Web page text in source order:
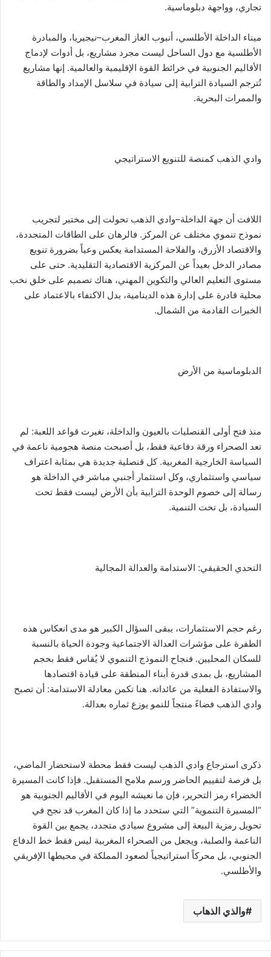
تجاري، وواجهة دبلوماسية.
ميناء الداخلة الأطلسي، أنبوب الغاز المغرب–نيجيريا، والمبادرة
الأطلسية مع دول الساحل ليست مجرد مشاريع، بل أدوات لإدماج
الأقاليم الجنوبية في خرائط القوة الإقليمية والعالمية. إنها مشاريع
تُترجم السيادة الترابية إلى سيادة في سلاسل الإمداد والطاقة
والممرات البحرية.
وادي الذهب كمنصة للتنويع الاستراتيجي
اللافت أن جهة الداخلة–وادي الذهب تحولت إلى مختبر لتجريب
نموذج تنموي مختلف عن المركز. فالرهان على الطاقات المتجددة،
والاقتصاد الأزرق، والفلاحة المستدامة يعكس وعياً بضرورة تنويع
مصادر الدخل بعيداً عن المركزية الاقتصادية التقليدية. حتى على
مستوى التعليم العالي والتكوين المهني، هناك تصميم على خلق نخب
محلية قادرة على إدارة هذه الدينامية، بدل الاكتفاء بالاعتماد على
الخبرات القادمة من الشمال.
الدبلوماسية من الأرض
منذ فتح أولى القنصليات بالعيون والداخلة، تغيرت قواعد اللعبة: لم
تعد الصحراء ورقة دفاعية فقط، بل أصبحت منصة هجومية ناعمة في
السياسة الخارجية المغربية. كل قنصلية جديدة هي بمثابة اعتراف
سياسي واستثماري، وكل استثمار أجنبي مباشر في الداخلة هو
رسالة إلى خصوم الوحدة الترابية بأن الأرض ليست فقط تحت
السيادة، بل تحت التنمية.
التحدي الحقيقي: الاستدامة والعدالة المجالية
رغم حجم الاستثمارات، يبقى السؤال الكبير هو مدى انعكاس هذه
الطفرة على مؤشرات العدالة الاجتماعية وجودة الحياة بالنسبة
للسكان المحليين. فنجاح النموذج التنموي لا يُقاس فقط بحجم
المشاريع، بل بمدى قدرة أبناء المنطقة على قيادة اقتصادها
والاستفادة الفعلية من عائداته. هنا تكمن معادلة الاستدامة: أن تصبح
وادي الذهب فضاءً منتجاً للنمو يوزع ثماره بعدالة.
ذكرى استرجاع وادي الذهب ليست فقط محطة لاستحضار الماضي،
بل فرصة لتقييم الحاضر ورسم ملامح المستقبل. فإذا كانت المسيرة
الخضراء رمز التحرير، فإن ما نعيشه اليوم في الأقاليم الجنوبية هو
“المسيرة التنموية” التي ستحدد ما إذا كان المغرب قد نجح في
تحويل رمزية البيعة إلى مشروع سيادي متجدد، يجمع بين القوة
الناعمة والصلبة، ويجعل من الصحراء المغربية ليس فقط خط الدفاع
الجنوبي، بل محركاً استراتيجياً لصعود المملكة في محيطها الإفريقي
والأطلسي.
والذي الذهاب